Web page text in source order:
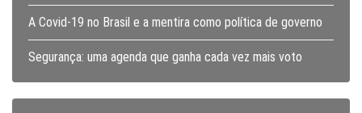
A Covid-19 no Brasil e a mentira como política de governo
Segurança: uma agenda que ganha cada vez mais voto